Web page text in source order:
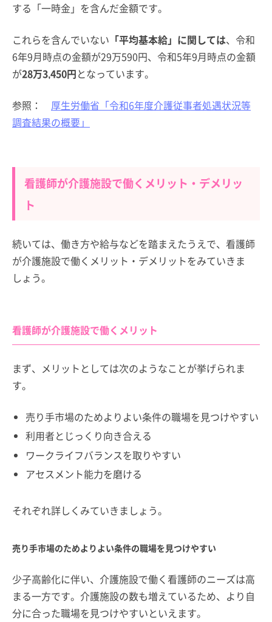
する「一時金」を含んだ金額です。
これらを含んでいない 「平均基本給」に関しては、令和
6年9月時点の金額が29万590円、令和5年9月時点の金額
が28万3,450円となっています。
参照： 厚生労働省「令和6年度介護従事者処遇状況等
調査結果の概要」
看護師が介護施設で働くメリット・デメリッ
ト
続いては、働き方や給与などを踏まえたうえで、看護師
が介護施設で働くメリット・デメリットをみていきま
しょう。
看護師が介護施設で働くメリット
まず、メリットとしては次のようなことが挙げられま
す。
売り手市場のためよりよい条件の職場を見つけやすい
利用者とじっくり向き合える
ワークライフバランスを取りやすい
アセスメント能力を磨ける
それぞれ詳しくみていきましょう。
売り手市場のためよりよい条件の職場を見つけやすい
少子高齢化に伴い、介護施設で働く看護師のニーズは高
まる一方です。介護施設の数も増えているため、より自
分に合った職場を見つけやすいといえます。